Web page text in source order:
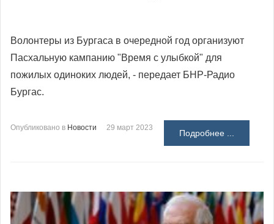
Волонтеры из Бургаса в очередной год организуют
Пасхальную кампанию "Время с улыбкой" для
пожилых одиноких людей, - передает БНР-Радио
Бургас.
Опубликовано в Новости 29 март 2023
Подробнее ...